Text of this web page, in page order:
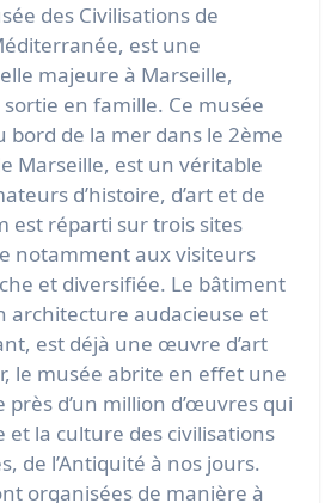
des Civilisations de
est une
majeure à Marseille,
en famille. Ce musée
bord de la mer dans le 2ème
Marseille, est un véritable
d’histoire, d’art et de
est réparti sur trois sites
notamment aux visiteurs
et diversifiée. Le bâtiment
architecture audacieuse et
est déjà une œuvre d’art
le musée abrite en effet une
près d’un million d’œuvres qui
et la culture des civilisations
de l’Antiquité à nos jours.
organisées de manière à